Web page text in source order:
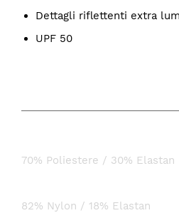
Dettagli riflettenti extra
UPF 50
70% Poliestere / 30% Elastan
82% Nylon / 18% Elastan